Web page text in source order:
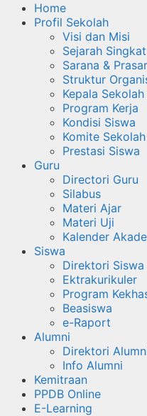
Home
Profil Sekolah
Visi dan Misi
Sejarah Singkat
Sarana &
Struktur
Kepala Sekolah
Program Kerja
Kondisi Siswa
Komite Sekolah
Prestasi Siswa
Guru
Directori Guru
Silabus
Materi Ajar
Materi Uji
Kalender
Siswa
Direktori Siswa
Ektrakurikuler
Program
Beasiswa
e-Raport
Alumni
Direktori
Info Alumni
Kemitraan
PPDB Online
E-Learning